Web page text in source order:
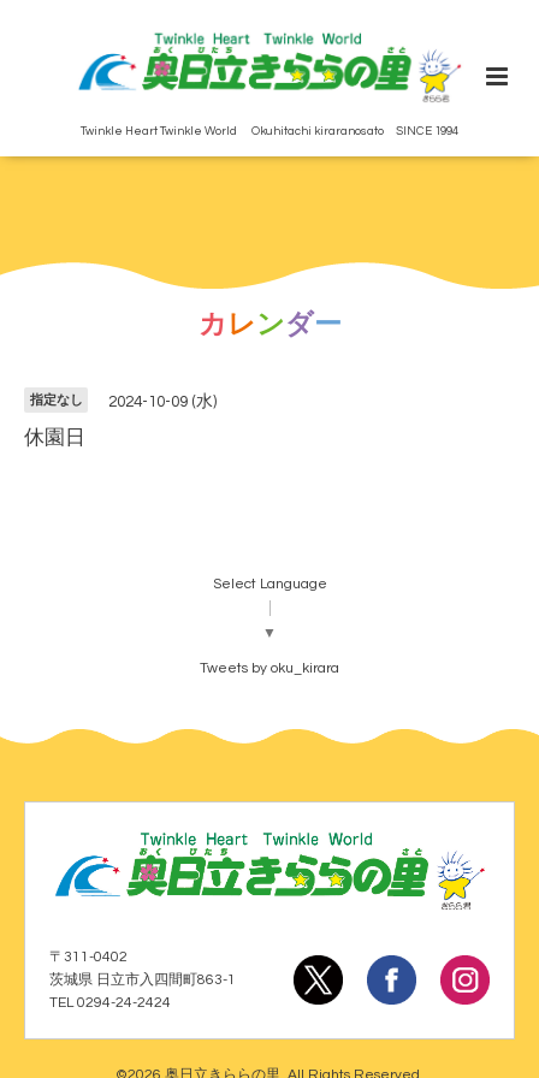
Twinkle Heart Twinkle World Okuhitachi kiraranosato SINCE 1994
カ レンダー
指定なし 2024-10-09 (水)
休園日
Select Language
▼
Tweets by oku_kirara
〒311-0402
茨城県 日立市入四間町863-1
TEL 0294-24-2424